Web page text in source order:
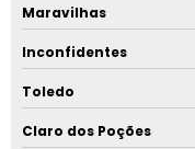
Maravilhas
Inconfidentes
Toledo
Claro dos Poções